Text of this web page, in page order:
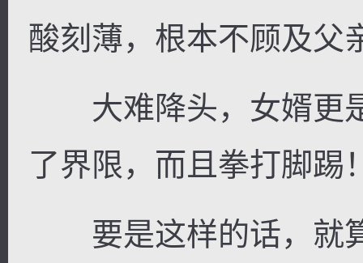
酸刻薄，根本不顾及父
大难降头，女婿更
了界限，而且拳打脚踢
要是这样的话，就